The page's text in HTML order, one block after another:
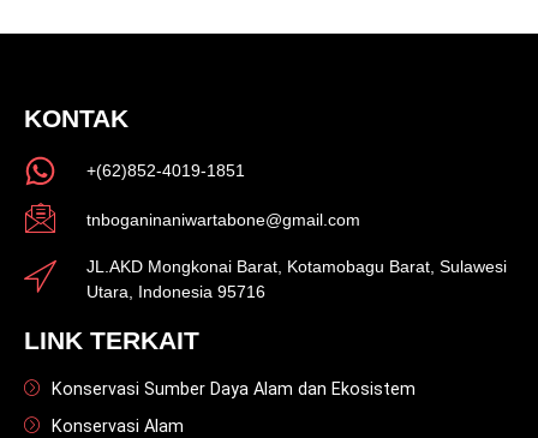
KONTAK
+(62)852-4019-1851
tnboganinaniwartabone@gmail.com
JL.AKD Mongkonai Barat, Kotamobagu Barat, Sulawesi
Utara, Indonesia 95716
LINK TERKAIT
Konservasi Sumber Daya Alam dan Ekosistem
Konservasi Alam